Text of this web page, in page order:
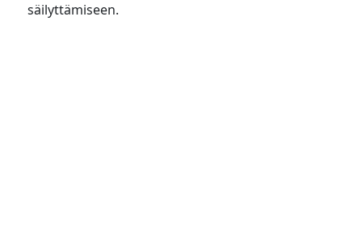
säilyttämiseen.